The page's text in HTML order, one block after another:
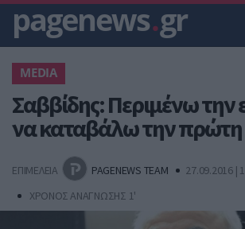
pagenews.gr
ΜEDIA
Σαββίδης: Περιμένω την
να καταβάλω την
ΕΠΙΜΕΛΕΙΑ PAGENEWS TEAM
27.09.2016 |
ΧΡΟΝΟΣ ΑΝΑΓΝΩΣΗΣ 1'